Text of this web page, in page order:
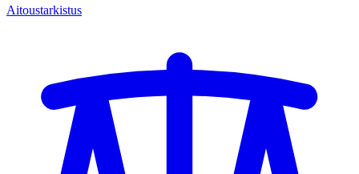
Aitoustarkistus